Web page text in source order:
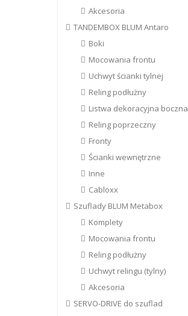
Akcesoria
TANDEMBOX BLUM Antaro
Boki
Mocowania frontu
Uchwyt ścianki tylnej
Reling podłużny
Listwa dekoracyjna boczna
Reling poprzeczny
Fronty
Ścianki wewnętrzne
Inne
Cabloxx
Szuflady BLUM Metabox
Komplety
Mocowania frontu
Reling podłużny
Uchwyt relingu (tylny)
Akcesoria
SERVO-DRIVE do szuflad